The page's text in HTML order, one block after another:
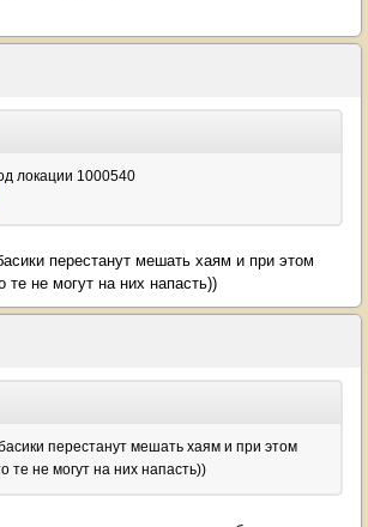
локации 1000540
перестанут мешать хаям и при этом
те не могут на них напасть))
перестанут мешать хаям и при этом
те не могут на них напасть))